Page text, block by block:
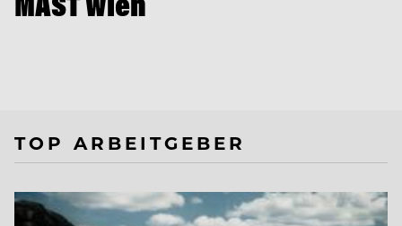
TOP ARBEITGEBER